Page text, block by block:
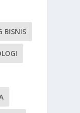
BISNIS